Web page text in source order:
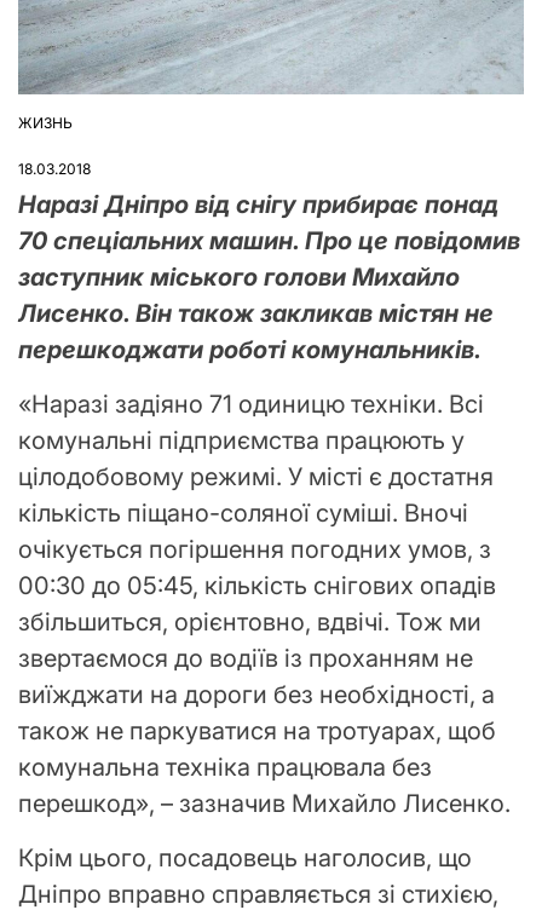
ОПУБЛІКУВАТИ
ЖИЗНЬ
18.03.2018
Наразі Дніпро від снігу прибирає понад
70 спеціальних машин. Про це повідомив
заступник міського голови Михайло
Лисенко. Він також закликав містян не
перешкоджати роботі комунальників.
«Наразі задіяно 71 одиницю техніки. Всі
комунальні підприємства працюють у
цілодобовому режимі. У місті є достатня
кількість піщано-соляної суміші. Вночі
очікується погіршення погодних умов, з
00:30 до 05:45, кількість снігових опадів
збільшиться, орієнтовно, вдвічі. Тож ми
звертаємося до водіїв із проханням не
виїжджати на дороги без необхідності, а
також не паркуватися на тротуарах, щоб
комунальна техніка працювала без
перешкод», – зазначив Михайло Лисенко.
Крім цього, посадовець наголосив, що
Дніпро вправно справляється зі стихією,